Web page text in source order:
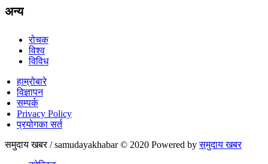
अन्य
रोचक
विश्व
विविध
हाम्रोबारे
विज्ञापन
सम्पर्क
Privacy Policy
प्रयोगका सर्त
समुदाय खबर / samudayakhabar © 2020 Powered byसमुदाय खबर